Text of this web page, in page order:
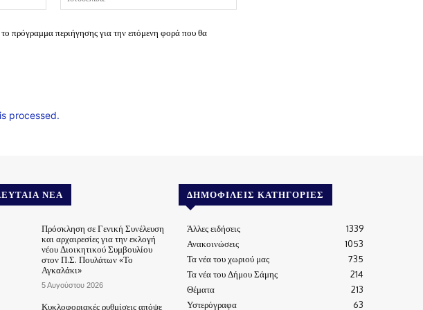
πρόγραμμα περιήγησης για την επόμενη φορά που θα
processed.
ΝΈΑ
Πρόσκληση σε Γενική Συνέλευση
και αρχαιρεσίες για την εκλογή
νέου Διοικητικού Συμβουλίου
στον Π.Σ. Πουλάτων «Το
Αγκαλάκι»
5 Αυγούστου 2026
Κυκλοφοριακές ρυθμίσεις απόψε
ΔΗΜΟΦΙΛΕΊΣ ΚΑΤΗΓΟΡΊΕΣ
Άλλες ειδήσεις
1339
Ανακοινώσεις
1053
Τα νέα του χωριού μας
735
Τα νέα του Δήμου Σάμης
214
Θέματα
213
Υστερόγραφα
63